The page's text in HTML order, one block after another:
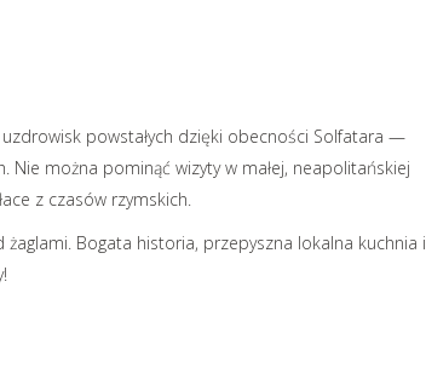
powstałych dzięki obecności Solfatara —
Nie można pominąć wizyty w małej, neapolitańskiej
z czasów rzymskich.
Bogata historia, przepyszna lokalna kuchnia i